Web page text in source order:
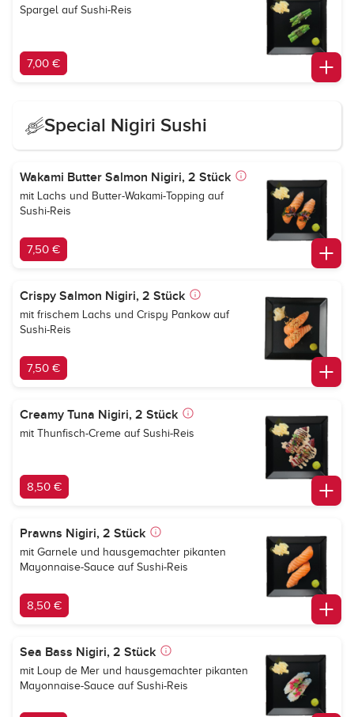
Spargel auf Sushi-Reis
7,00 €
Special Nigiri Sushi
Wakami Butter Salmon Nigiri, 2 Stück
mit Lachs und Butter-Wakami-Topping auf
Sushi-Reis
7,50 €
Crispy Salmon Nigiri, 2 Stück
mit frischem Lachs und Crispy Pankow auf
Sushi-Reis
7,50 €
Creamy Tuna Nigiri, 2 Stück
mit Thunfisch-Creme auf Sushi-Reis
8,50 €
Prawns Nigiri, 2 Stück
mit Garnele und hausgemachter pikanten
Mayonnaise-Sauce auf Sushi-Reis
8,50 €
Sea Bass Nigiri, 2 Stück
mit Loup de Mer und hausgemachter pikanten
Mayonnaise-Sauce auf Sushi-Reis